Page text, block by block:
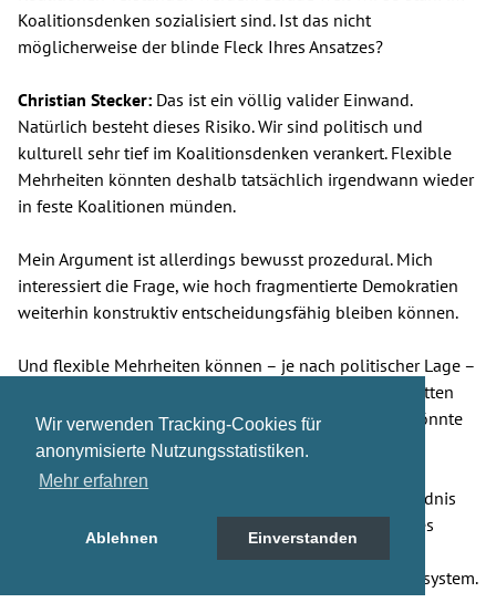
Wir verwenden Tracking-Cookies für
anonymisierte Nutzungsstatistiken.
Mehr erfahren
Ablehnen Einverstanden
Koalitionsdenken sozialisiert sind. Ist das nicht
möglicherweise der blinde Fleck Ihres Ansatzes?
Christian Stecker: Das ist ein völlig valider Einwand.
Natürlich besteht dieses Risiko. Wir sind politisch und
kulturell sehr tief im Koalitionsdenken verankert. Flexible
Mehrheiten könnten deshalb tatsächlich irgendwann wieder
in feste Koalitionen münden.
Mein Argument ist allerdings bewusst prozedural. Mich
interessiert die Frage, wie hoch fragmentierte Demokratien
weiterhin konstruktiv entscheidungsfähig bleiben können.
Und flexible Mehrheiten können – je nach politischer Lage –
unterschiedlichen politischen Lagern nutzen. 2005 hätten
vermutlich linke Mehrheiten davon profitiert. Heute könnte
das eher konservativen oder rechten Lagern nutzen.
Gerade deshalb bräuchte es ein gemeinsames Verständnis
darüber, dass flexible Mehrheitsbildung kein taktisches
Instrument einzelner Lager ist, sondern eine mögliche
institutionelle Antwort auf ein fragmentiertes Parteiensystem.